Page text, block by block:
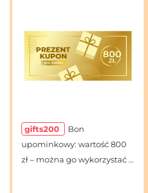
gifts200
Bon
upominkowy: wartość 800
zł – można go wykorzystać z